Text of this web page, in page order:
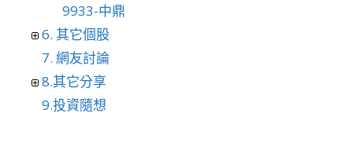
9933-中鼎
6. 其它個股
7. 網友討論
8.其它分享
9.投資隨想